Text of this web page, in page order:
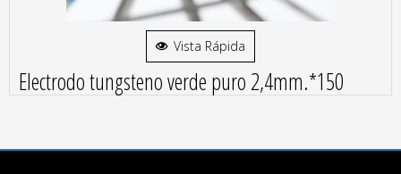
Vista Rápida
Electrodo tungsteno verde puro 2,4mm.*150